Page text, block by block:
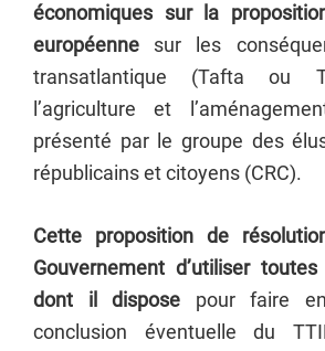
économiques sur la
européenne sur les
transatlantique (Tafta
l’agriculture et
présenté par le groupe des
républicains et citoyens (CRC).
Cette proposition de
Gouvernement d’utiliser
dont il dispose pour faire
conclusion éventuelle du